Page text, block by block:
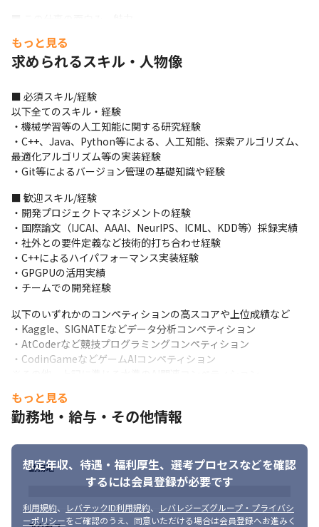
協働し、次々と新産業を作る醍醐味が味わえます
・知的探求心と情熱を持って技術を追求し、新たな価値創造に取
・独自AI『HEROZ Kishin』を軸にディープラーニング（深層学
習）等の機械学習の研究開発に取り組めます
す。
もっと見る
求められるスキル・人物像
■ 必須スキル/経験
以下全てのスキル・経験
・機械学習等の人工知能に関する研究経験
・C++、Java、Python等による、人工知能、探索アルゴリズム、
最適化アルゴリズム等の実装経験
・Git等によるバージョン管理の基礎知識や経験
■ 歓迎スキル/経験
・開発プロジェクトマネジメントの経験
・国際論文（IJCAI、AAAI、NeurIPS、ICML、KDD等）採録実績
・社外との要件定義など技術的打ち合わせ経験
・C++によるハイパフォーマンス実装経験
・GPGPUの活用実績
・チームでの開発経験
以下のいずれかのコンペティションの高スコアや上位成績など
・Kaggle、SIGNATEなどデータ分析コンペティション
・AtCoderなど競技プログラミングコンペティション
・CodinGameなどゲームAIコンペティション
■ 求める人物像
・当社の経営理念、ビジョン/ミッション/バリューに共感いただけ
・技術力を追求し、顧客や世の中に満足や驚きを与えられるよう
な高い成果を実現できる方
・目的達成のために、顧客や同僚に対して適切なコミュニケーシ
ョンや発表、報告を行える方
・粘り強くまでやり遂げることができる方
・好奇心旺盛で技術情報などの収集や研鑽を常に行っている方
もっと見る
勤務地・給与・その他情報
想定年収、待遇・福利厚生、 選考プロセスなどを確認
するには会員登録が必要です
利用規約、 レバテックID利用規約、
レバレジーズグループ・プライバシ
ーポリシーをご確認のうえ、同意いただける場合は会員登録へお進みく
勤務地